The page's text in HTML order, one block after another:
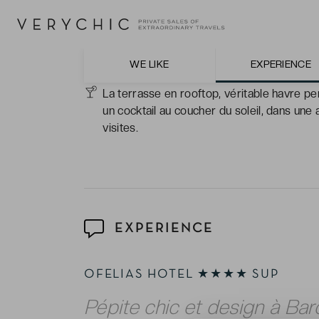
WE LIKE EXPERIENCE
art de vivre méditerranéen.
Les chambres, spacieuses et
cocons urbains, où l’on retrouve calme et
La terrasse en rooftop, véritable havre
un cocktail au coucher du soleil, dans
visites.
EXPERIENCE
OFELIAS HOTEL ★★★★ SUP
Pépite chic et design à